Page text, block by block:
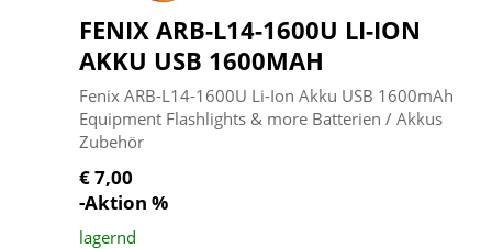
FENIX ARB-L14-1600U LI-ION
AKKU USB 1600MAH
Fenix ARB-L14-1600U Li-Ion Akku USB 1600mAh
Equipment Flashlights & more Batterien / Akkus
Zubehör
€ 7,00
-Aktion %
lagernd